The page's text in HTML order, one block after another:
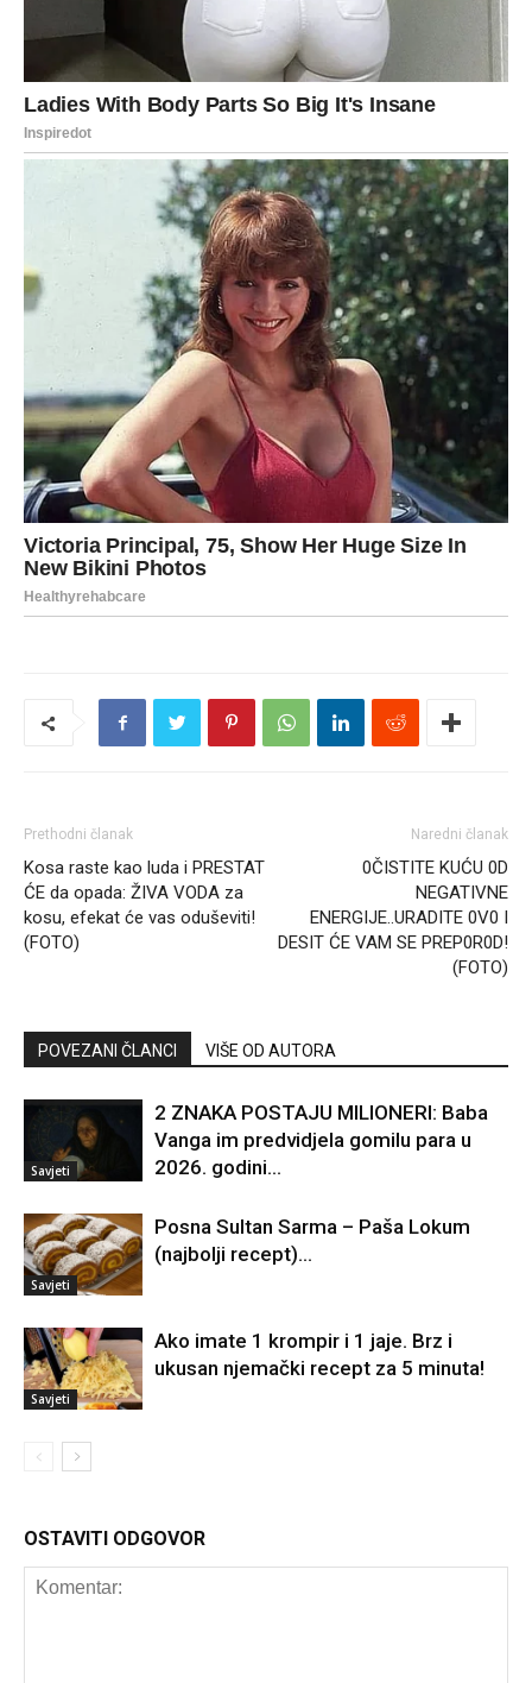
Prethodni članak
Kosa raste kao luda i PRESTAT
ĆE da opada: ŽIVA VODA za
kosu, efekat će vas oduševiti!
(FOTO)
Naredni članak
0ČISTITE KUĆU 0D
NEGATIVNE
ENERGIJE..URADITE 0V0 I
DESIT ĆE VAM SE PREP0R0D!
(FOTO)
POVEZANI ČLANCI VIŠE OD AUTORA
Savjeti
2 ZNAKA POSTAJU MILIONERI: Baba
Vanga im predvidjela gomilu para u
2026. godini…
Savjeti
Posna Sultan Sarma – Paša Lokum
(najbolji recept)…
Savjeti
Ako imate 1 krompir i 1 jaje. Brz i
ukusan njemački recept za 5 minuta!
OSTAVITI ODGOVOR